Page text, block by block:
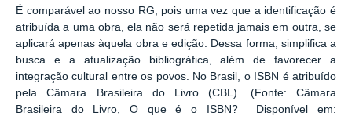
É comparável ao nosso RG, pois uma vez que a identificação é
atribuída a uma obra, ela não será repetida jamais em outra, se
aplicará apenas àquela obra e edição. Dessa forma, simplifica a
busca e a atualização bibliográfica, além de favorecer a
integração cultural entre os povos. No Brasil, o ISBN é atribuído
pela Câmara Brasileira do Livro (CBL). (Fonte: Câmara
Brasileira do Livro, O que é o ISBN? Disponível em: